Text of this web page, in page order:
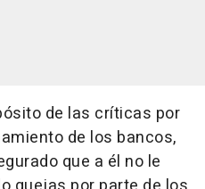
de las críticas por
de los bancos,
que a él no le